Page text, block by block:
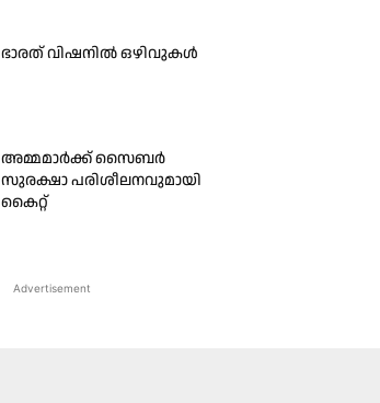
ഭാരത് വിഷനിൽ ഒഴിവുകള്‍
അമ്മമാർക്ക് സൈബർ
സുരക്ഷാ പരിശീലനവുമായി
കൈറ്റ്
Advertisement